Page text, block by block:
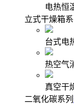
电热恒
立式干燥箱系
台式电
热空气
真空干
二氧化碳系列